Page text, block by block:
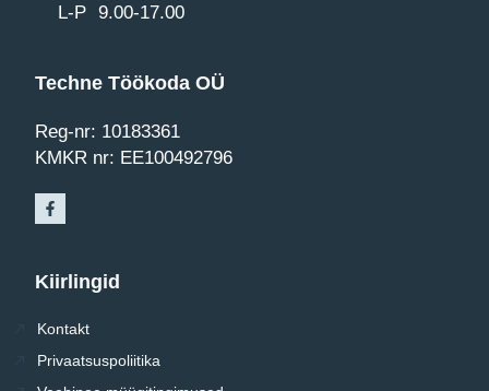
L-P 9.00-17.00
Techne Töökoda OÜ
Reg-nr: 10183361
KMKR nr: EE100492796
Kiirlingid
Kontakt
Privaatsuspoliitika